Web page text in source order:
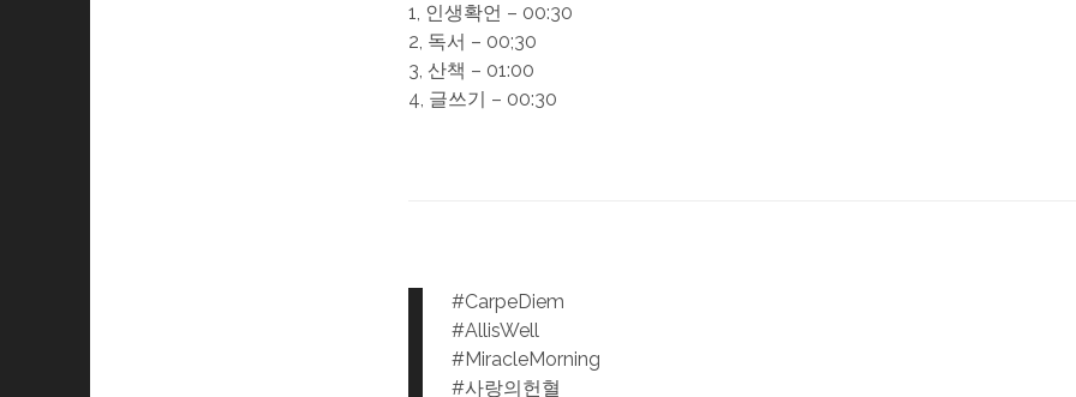
1, 인생확언 – 00:30
2, 독서 – 00;30
3, 산책 – 01:00
4, 글쓰기 – 00:30
#CarpeDiem
#AllisWell
#MiracleMorning
#사랑의헌혈